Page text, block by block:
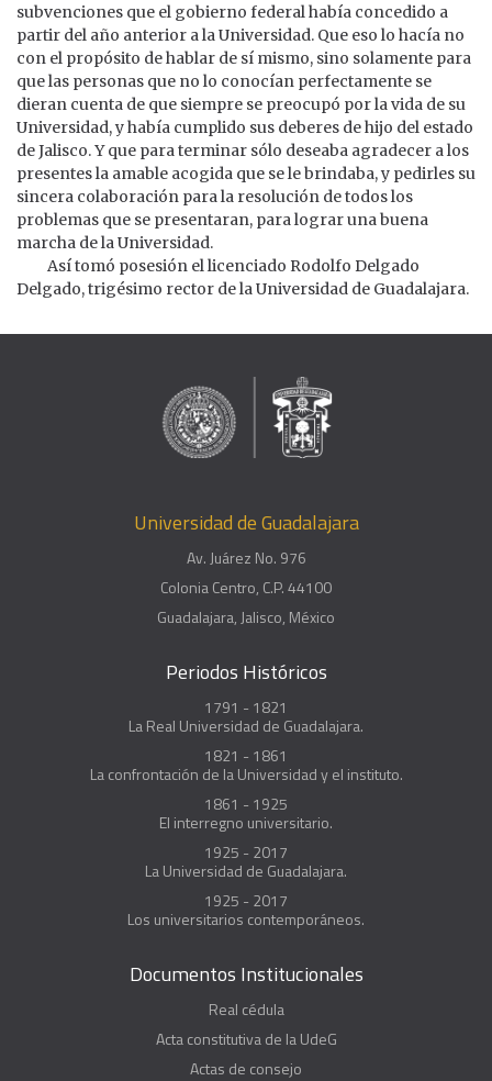
subvenciones que el gobierno federal había concedido a
partir del año anterior a la Universidad. Que eso lo hacía no
con el propósito de hablar de sí mismo, sino solamente para
que las personas que no lo conocían perfectamente se
dieran cuenta de que siempre se preocupó por la vida de su
Universidad, y había cumplido sus deberes de hijo del estado
de Jalisco. Y que para terminar sólo deseaba agradecer a los
presentes la amable acogida que se le brindaba, y pedirles su
sincera colaboración para la resolución de todos los
problemas que se presentaran, para lograr una buena
marcha de la Universidad.
Así tomó posesión el licenciado Rodolfo Delgado
Delgado, trigésimo rector de la Universidad de Guadalajara.
Universidad de Guadalajara
Av. Juárez No. 976
Colonia Centro, C.P. 44100
Guadalajara, Jalisco, México
Periodos Históricos
1791 - 1821
La Real Universidad de Guadalajara.
1821 - 1861
La confrontación de la Universidad y el instituto.
1861 - 1925
El interregno universitario.
1925 - 2017
La Universidad de Guadalajara.
1925 - 2017
Los universitarios contemporáneos.
Documentos Institucionales
Real cédula
Acta constitutiva de la UdeG
Actas de consejo